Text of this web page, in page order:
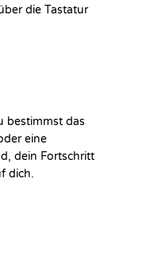
die Tastatur
bestimmst das
eine
dein Fortschritt
dich.